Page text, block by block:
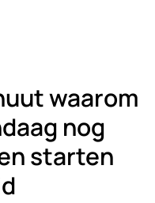
waarom
nog
starten